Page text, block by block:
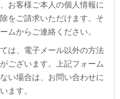
お客様ご本人の個人情報に
をご請求いただけます。そ
ムからご連絡ください。
は、電子メール以外の方法
ございます。上記フォーム
い場合は、お問い合わせに
ます。